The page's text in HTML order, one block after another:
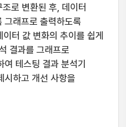
로 변환된 후, 데이터
그래프로 출력하도록
터 값 변화의 추이를 쉽게
결과를 그래프로
테스팅 결과 분석기
시하고 개선 사항을